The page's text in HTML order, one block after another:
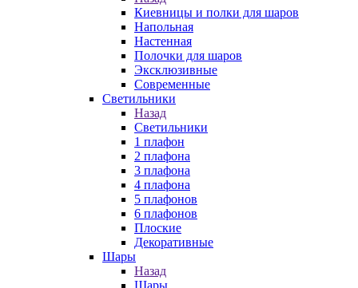
Киевницы и полки для шаров
Напольная
Настенная
Полочки для шаров
Эксклюзивные
Современные
Светильники
Назад
Светильники
1 плафон
2 плафона
3 плафона
4 плафона
5 плафонов
6 плафонов
Плоские
Декоративные
Шары
Назад
Шары